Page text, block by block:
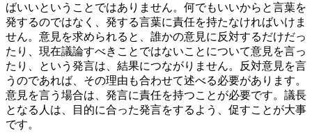
ばいいということではありません。何でもいいからと言葉を
発するのではなく、発する言葉に責任を持たなければいけま
せん。意見を求められると、誰かの意見に反対するだけだっ
たり、現在議論すべきことではないことについて意見を言っ
たり、という発言は、結果につながりません。反対意見を言
うのであれば、その理由も合わせて述べる必要があります。
意見を言う場合は、発言に責任を持つことが必要です。議長
となる人は、目的に合った発言をするよう、促すことが大事
です。